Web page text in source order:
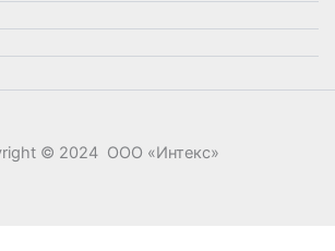
© 2024 ООО «‎Интекс»‎